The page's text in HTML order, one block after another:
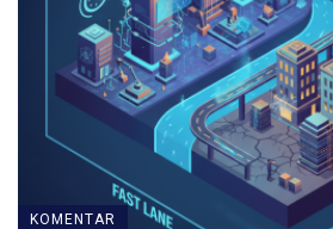
KOMENTAR